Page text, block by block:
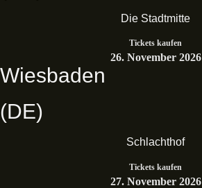
Die Stadtmitte
Tickets kaufen
26. November 2026
Wiesbaden
(DE)
Schlachthof
Tickets kaufen
27. November 2026